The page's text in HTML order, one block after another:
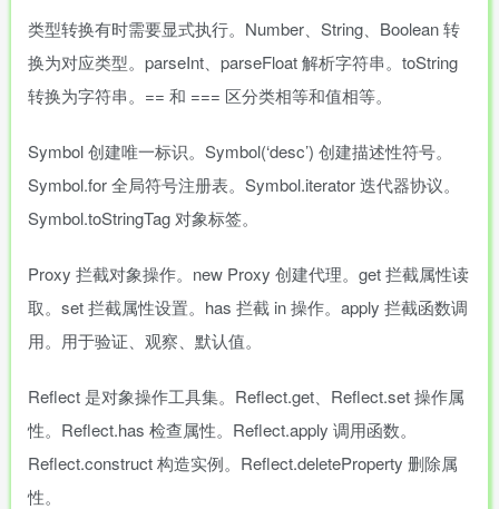
类型转换有时需要显式执行。Number、String、Boolean 转
换为对应类型。parseInt、parseFloat 解析字符串。toString
转换为字符串。== 和 === 区分类相等和值相等。
Symbol 创建唯一标识。Symbol(‘desc’) 创建描述性符号。
Symbol.for 全局符号注册表。Symbol.iterator 迭代器协议。
Symbol.toStringTag 对象标签。
Proxy 拦截对象操作。new Proxy 创建代理。get 拦截属性读
取。set 拦截属性设置。has 拦截 in 操作。apply 拦截函数调
用。用于验证、观察、默认值。
Reflect 是对象操作工具集。Reflect.get、Reflect.set 操作属
性。Reflect.has 检查属性。Reflect.apply 调用函数。
Reflect.construct 构造实例。Reflect.deleteProperty 删除属
性。